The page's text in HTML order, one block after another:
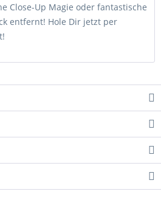
Close-Up Magie oder fantastische
entfernt! Hole Dir jetzt per